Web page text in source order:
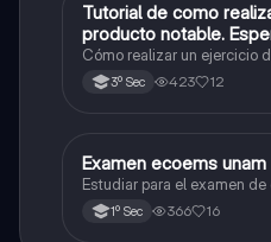
Matemáticas
Tutorial de como
producto notable.
😜
Cómo realizar un ejercicio
3º Sec 423 12
Español
Examen ecoems unam
Estudiar para el examen
1º Sec 366 16